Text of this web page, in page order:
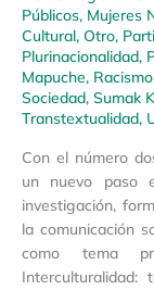
Públicos, Mujeres
Cultural, Otro,
Plurinacionalidad,
Mapuche, Racismo
Sociedad, Sumak
Transtextualidad,
Con el número
un nuevo paso
investigación,
la comunicación
como tema
Interculturalidad: